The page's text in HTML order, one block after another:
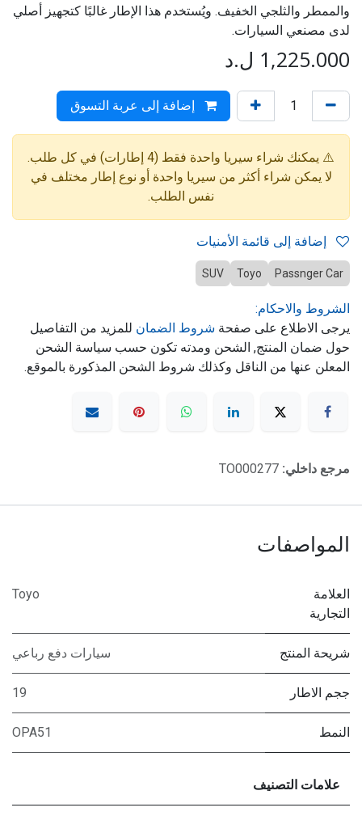
والممطر والثلجي الخفيف. ويُستخدم هذا الإطار غالبًا كتجهيز أصلي
لدى مصنعي السيارات.
1,225.000 ل.د
إضافة إلى عربة التسوق
⚠️ يمكنك شراء سيريا واحدة فقط (4 إطارات) في كل طلب.
لا يمكن شراء أكثر من سيريا واحدة أو نوع إطار مختلف في
نفس الطلب.
Passnger Car
Toyo
SUV
الشروط والاحكام:
يرجى الاطلاع على صفحة شروط الضمان للمزيد من التفاصيل
حول ضمان المنتج, الشحن ومدته تكون حسب سياسة الشحن
المعلن عنها من الناقل وكذلك شروط الشحن المذكورة بالموقع.
مرجع داخلي: TO000277
المواصفات
العلامة
التجارية
Toyo
شريحة المنتج سيارات دفع رباعي
ججم الاطار 19
النمط OPA51
علامات التصنيف